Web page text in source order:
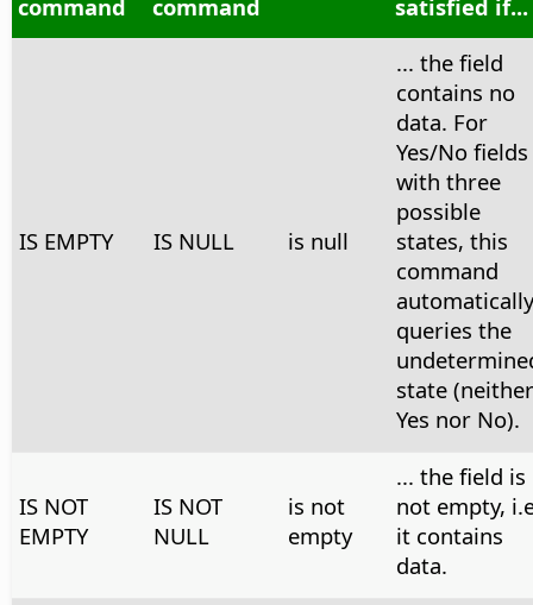
command command satisfied if...
IS EMPTY IS NULL is null
... the field
contains no
data. For
Yes/No fields
with three
possible
states, this
command
automatically
queries the
state (neither
Yes nor No).
IS NOT
EMPTY
IS NOT
NULL
is not
empty
... the field is
not empty,
it contains
data.